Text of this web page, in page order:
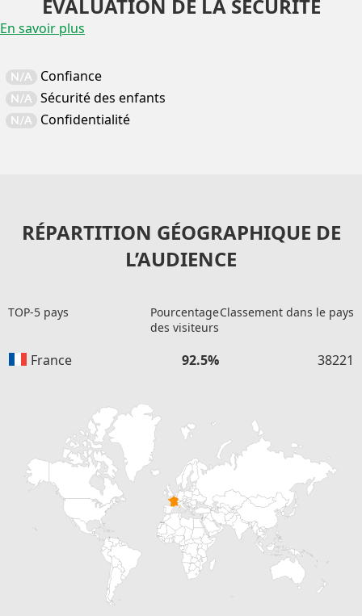
EVALUATION DE LA SÉCURITÉ
En savoir plus
N/A Confiance
N/A Sécurité des enfants
N/A Confidentialité
RÉPARTITION GÉOGRAPHIQUE DE
L’AUDIENCE
TOP-5 pays
Pourcentage
des visiteurs
Classement dans le pays
France 92.5% 38221